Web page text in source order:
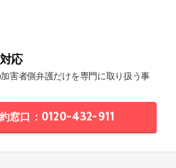
応
害者側弁護だけを専門に取り扱う事
窓口：0120-432-911